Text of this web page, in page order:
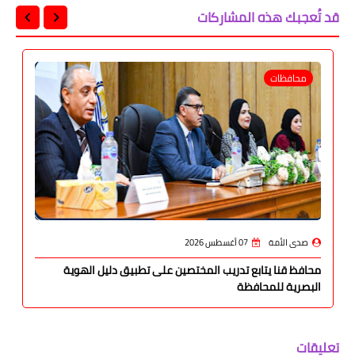
قد تُعجبك هذه المشاركات
محافظات
صدى الأمة 07 أغسطس 2026
محافظ قنا يتابع تدريب المختصين على تطبيق دليل الهوية
البصرية للمحافظة
تعليقات